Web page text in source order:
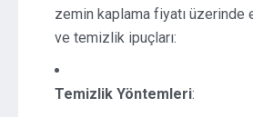
zemin kaplama fiyatı üzerinde
ve temizlik ipuçları:
Temizlik Yöntemleri: